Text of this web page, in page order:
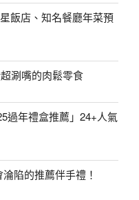
飯店、知名餐廳年菜預
涮嘴的肉鬆零食
過年禮盒推薦」24+人氣
陷的推薦伴手禮！